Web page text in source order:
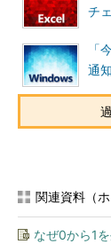
チ
「
通
関連資料（ホ
なぜ0から1